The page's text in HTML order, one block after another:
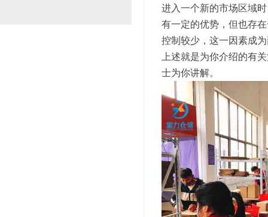
进入一个新的市场区域
有一定的优势，但也存
控制较少，这一因素成
上述就是为你介绍的有
士为你讲解。